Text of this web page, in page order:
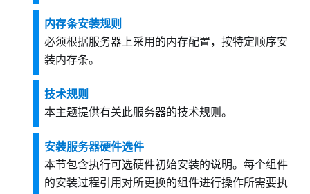
内存条安装规则
必须根据服务器上采用的内存配置，按特定顺序安
装内存条。
技术规则
本主题提供有关此服务器的技术规则。
安装服务器硬件选件
本节包含执行可选硬件初始安装的说明。每个组件
的安装过程引用对所更换的组件进行操作所需要执